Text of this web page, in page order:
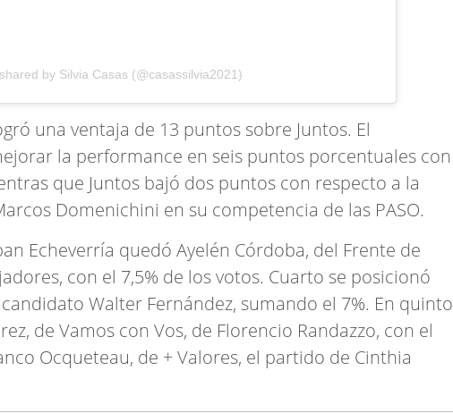
by Silvia Casas (@casassilvia2021)
una ventaja de 13 puntos sobre Juntos. El
la performance en seis puntos porcentuales con
que Juntos bajó dos puntos con respecto a la
Domenichini en su competencia de las PASO.
Echeverría quedó Ayelén Córdoba, del Frente de
con el 7,5% de los votos. Cuarto se posicionó
Walter Fernández, sumando el 7%. En quinto
de Vamos con Vos, de Florencio Randazzo, con el
Ocqueteau, de + Valores, el partido de Cinthia